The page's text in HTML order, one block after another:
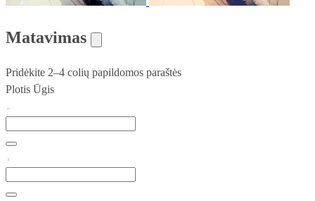
Matavimas
Pridėkite 2–4 colių papildomos paraštės
Plotis Ūgis